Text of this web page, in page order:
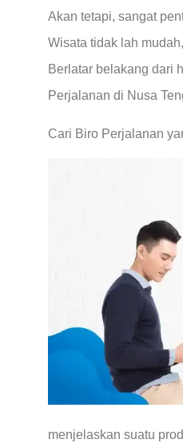
Akan tetapi, sangat
Wisata tidak lah
Berlatar belakang dari
Perjalanan di Nusa
Cari Biro Perjalanan
menjelaskan suatu